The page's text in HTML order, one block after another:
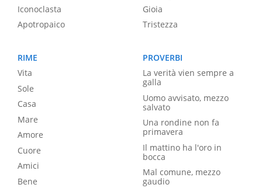
Iconoclasta
Apotropaico
Gioia
Tristezza
RIME
Vita
Sole
Casa
Mare
Amore
Cuore
Amici
Bene
PROVERBI
La verità vien sempre a
galla
Uomo avvisato, mezzo
salvato
Una rondine non fa
primavera
Il mattino ha l'oro in
bocca
Mal comune, mezzo
gaudio